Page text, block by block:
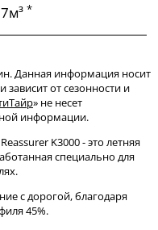
*
Данная информация носит
от сезонности и
» не несет
информации.
K3000 - это летняя
специально для
с дорогой, благодаря
45%.